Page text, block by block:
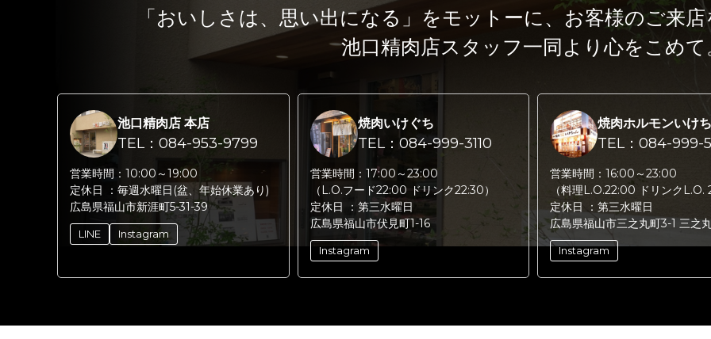
「おいしさは、思い出になる」をモットーに、 お客様のご来
池口精肉店スタッフ一同より心をこめて
池口精肉店 本店
TEL：084-953-9799
営業時間： 10:00～19:00
定休日 ： 毎週水曜日(盆、年始休業あり)
広島県福山市新涯町5-31-39
LINE Instagram
焼肉いけぐち
TEL：084-999-3110
営業時間： 17:00～23:00
（L.O.フード22:00 ドリンク22:30）
定休日 ： 第三水曜日
広島県福山市伏見町1-16
Instagram
焼肉ホルモンいけ
TEL：084-999-
営業時間： 16:00～23:00
（料理L.O.22:00 ドリンクL.O.
定休日 ： 第三水曜日
広島県福山市三之丸町3-1 三之
Instagram